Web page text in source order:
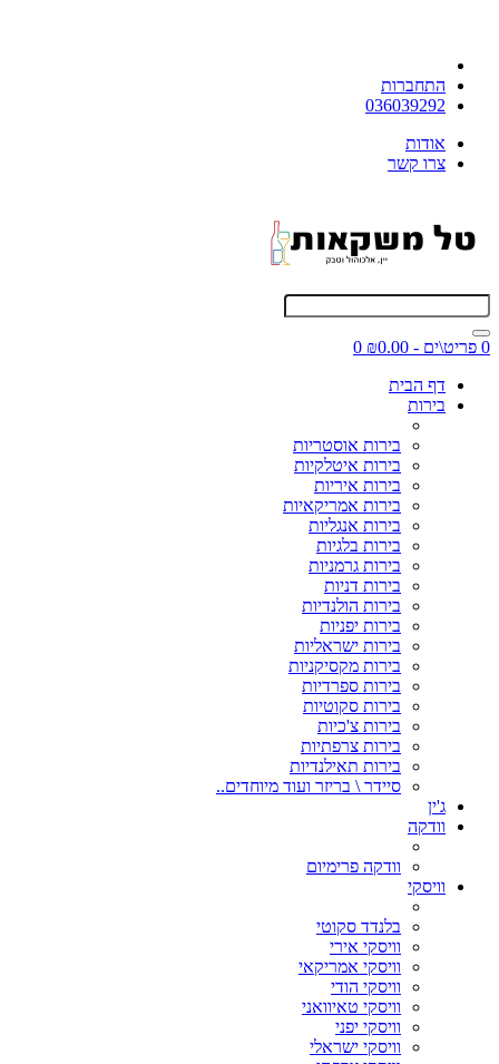
התחברות
036039292
אודות
צרו קשר
0 פריט\ים - ₪0.00
0
דף הבית
בירות
בירות אוסטריות
בירות איטלקיות
בירות איריות
בירות אמריקאיות
בירות אנגליות
בירות בלגיות
בירות גרמניות
בירות דניות
בירות הולנדיות
בירות יפניות
בירות ישראליות
בירות מקסיקניות
בירות ספרדיות
בירות סקוטיות
בירות צ'כיות
בירות צרפתיות
בירות תאילנדיות
סיידר \ בריזר ועוד מיוחדים..
ג'ין
וודקה
וודקה פרימיום
וויסקי
בלנדד סקוטי
וויסקי אירי
וויסקי אמריקאי
וויסקי הודי
וויסקי טאיוואני
וויסקי יפני
וויסקי ישראלי